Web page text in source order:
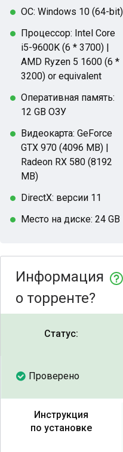
ОС: Windows 10 (64-bit)
Процессор: Intel Core
i5-9600K (6 * 3700) |
AMD Ryzen 5 1600 (6 *
3200) or equivalent
Оперативная память:
12 GB ОЗУ
Видеокарта: GeForce
GTX 970 (4096 MB) |
Radeon RX 580 (8192
MB)
DirectX: версии 11
Место на диске: 24 GB
Информация
о торренте?
Статус:
Проверено
Инструкция
по установке